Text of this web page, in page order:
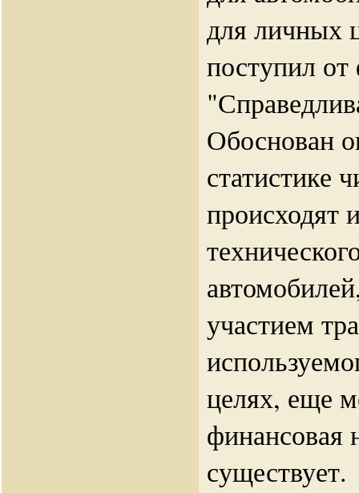
для личных
поступил
Обоснован
статистике
происходят
участием
целях, еще
финансовая
существует.